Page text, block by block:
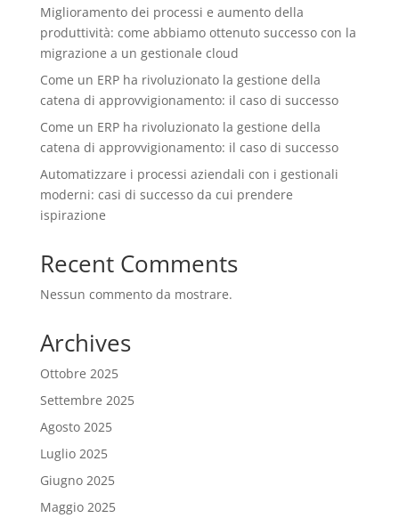
Miglioramento dei processi e aumento della
produttività: come abbiamo ottenuto successo con la
migrazione a un gestionale cloud
Come un ERP ha rivoluzionato la gestione della
catena di approvvigionamento: il caso di successo
Come un ERP ha rivoluzionato la gestione della
catena di approvvigionamento: il caso di successo
Automatizzare i processi aziendali con i gestionali
moderni: casi di successo da cui prendere
ispirazione
Recent Comments
Nessun commento da mostrare.
Archives
Ottobre 2025
Settembre 2025
Agosto 2025
Luglio 2025
Giugno 2025
Maggio 2025